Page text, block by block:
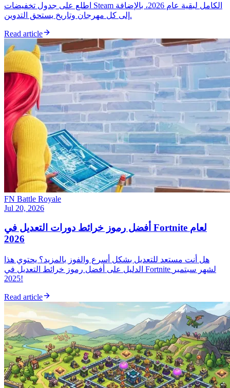
اطلع على جدول تخفيضات Steam الكامل لبقية عام 2026، بالإضافة
إلى كل مهرجان وتاريخ يستحق التدوين.
Read article
FN Battle Royale
Jul 20, 2026
أفضل رموز خرائط دورات التعديل في Fortnite لعام
2026
هل أنت مستعد للتعديل بشكل أسرع والفوز بالمزيد؟ يحتوي هذا
الدليل على أفضل رموز خرائط التعديل في Fortnite لشهر سبتمبر
2025!
Read article